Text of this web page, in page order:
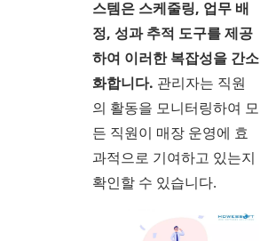
스템은 스케줄링, 업무 배
정, 성과 추적 도구를 제공
하여 이러한 복잡성을 간소
화합니다. 관리자는 직원
의 활동을 모니터링하여 모
든 직원이 매장 운영에 효
과적으로 기여하고 있는지
확인할 수 있습니다.